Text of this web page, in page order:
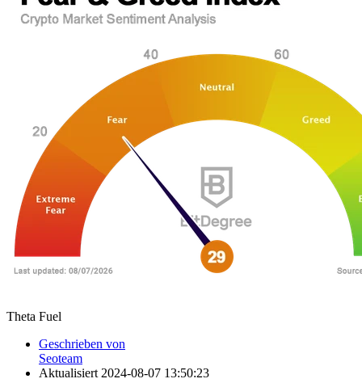
Theta Fuel
Geschrieben von
Seoteam
Aktualisiert2024-08-07 13:50:23